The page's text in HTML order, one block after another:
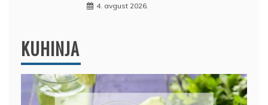
4. avgust 2026.
KUHINJA